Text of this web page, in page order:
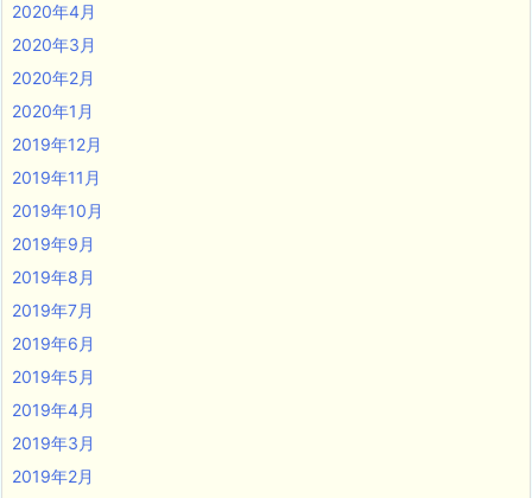
2020年4月
2020年3月
2020年2月
2020年1月
2019年12月
2019年11月
2019年10月
2019年9月
2019年8月
2019年7月
2019年6月
2019年5月
2019年4月
2019年3月
2019年2月